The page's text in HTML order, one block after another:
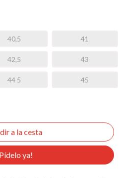
40,5 41
42,5 43
44 5 45
ya!